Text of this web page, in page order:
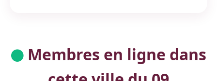
Membres en ligne dans